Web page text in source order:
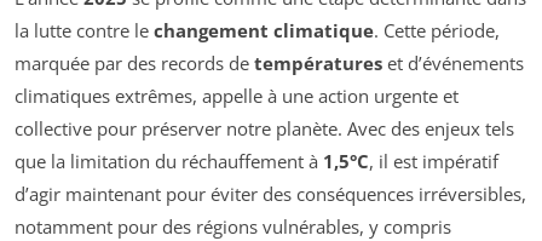
la lutte contre le changement climatique. Cette période,
marquée par des records de températures et d’événements
climatiques extrêmes, appelle à une action urgente et
collective pour préserver notre planète. Avec des enjeux tels
que la limitation du réchauffement à 1,5°C, il est impératif
d’agir maintenant pour éviter des conséquences irréversibles,
notamment pour des régions vulnérables, y compris